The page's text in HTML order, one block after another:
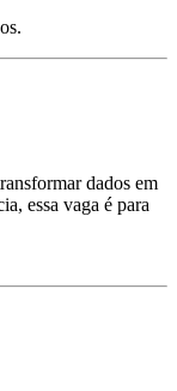
dados em
essa vaga é para